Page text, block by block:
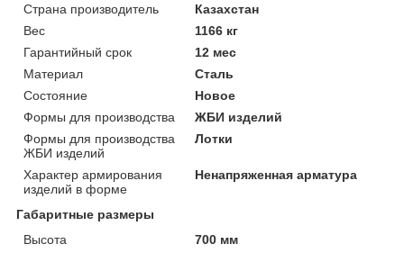
Страна производитель
Казахстан
Вес
1166 кг
Гарантийный срок
12 мес
Материал
Сталь
Состояние
Новое
Формы для производства
ЖБИ изделий
Формы для производства
ЖБИ изделий
Лотки
Характер армирования
изделий в форме
Ненапряженная арматура
Габаритные размеры
Высота
700 мм